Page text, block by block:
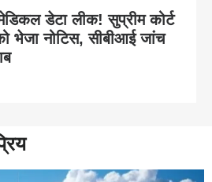
डेटा लीक! सुप्रीम कोर्ट
भेजा नोटिस, सीबीआई जांच